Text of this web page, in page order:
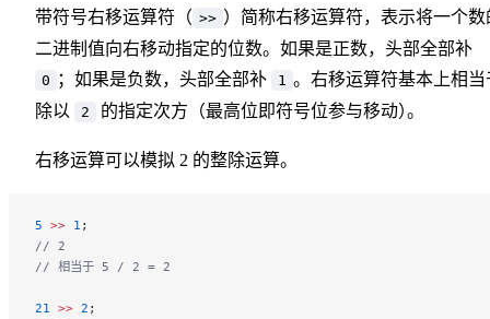
带符号右移运算符（ >> ）简称右移运算符，表示将一个数
二进制值向右移动指定的位数。如果是正数，头部全部补
0 ；如果是负数，头部全部补 1 。右移运算符基本上相当
除以
2 的指定次方（最高位即符号位参与移动）
。
右移运算可以模拟 2 的整除运算。
5 >> 1 ;
// 2
// 相当于 5 / 2 = 2
21 >> 2 ;